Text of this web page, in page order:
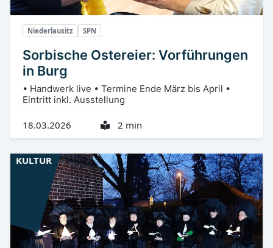
Niederlausitz SPN
Sorbische Ostereier: Vorführungen
in Burg
• Handwerk live • Termine Ende März bis April •
Eintritt inkl. Ausstellung
18.03.2026 2 min
KULTUR